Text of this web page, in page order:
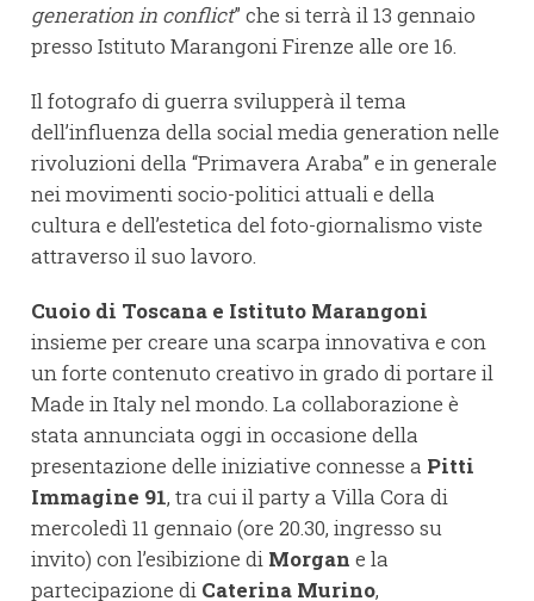
generation in conflict” che si terrà il 13 gennaio
presso Istituto Marangoni Firenze alle ore 16.
Il fotografo di guerra svilupperà il tema
dell’influenza della social media generation nelle
rivoluzioni della “Primavera Araba” e in generale
nei movimenti socio-politici attuali e della
cultura e dell’estetica del foto-giornalismo viste
attraverso il suo lavoro.
Cuoio di Toscana e Istituto Marangoni
insieme per creare una scarpa innovativa e con
un forte contenuto creativo in grado di portare il
Made in Italy nel mondo. La collaborazione è
stata annunciata oggi in occasione della
presentazione delle iniziative connesse a Pitti
Immagine 91, tra cui il party a Villa Cora di
mercoledì 11 gennaio (ore 20.30, ingresso su
invito) con l’esibizione di Morgan e la
partecipazione di Caterina Murino,